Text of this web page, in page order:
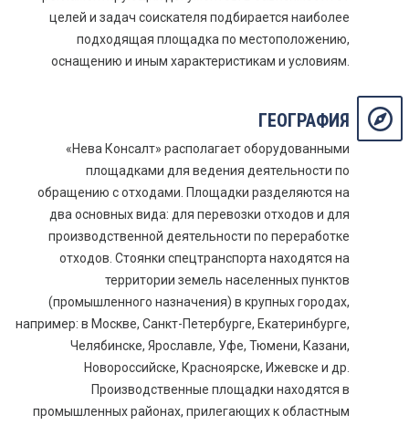
целей и задач соискателя подбирается наиболее
подходящая площадка по местоположению,
оснащению и иным характеристикам и условиям.
ГЕОГРАФИЯ
«Нева Консалт» располагает оборудованными
площадками для ведения деятельности по
обращению с отходами. Площадки разделяются на
два основных вида: для перевозки отходов и для
производственной деятельности по переработке
отходов. Стоянки спецтранспорта находятся на
территории земель населенных пунктов
(промышленного назначения) в крупных городах,
например: в Москве, Санкт-Петербурге, Екатеринбурге,
Челябинске, Ярославле, Уфе, Тюмени, Казани,
Новороссийске, Красноярске, Ижевске и др.
Производственные площадки находятся в
промышленных районах, прилегающих к областным